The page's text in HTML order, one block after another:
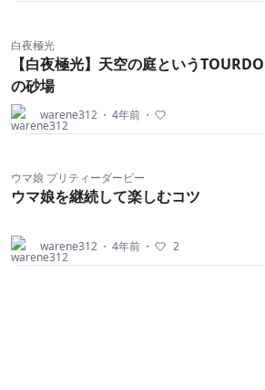
白夜極光
【白夜極光】天空の庭という
の砂場
warene312 ・ 4年前 ・
ウマ娘 プリティーダービー
ウマ娘を継続して楽しむコツ
warene312 ・ 4年前 ・ 2